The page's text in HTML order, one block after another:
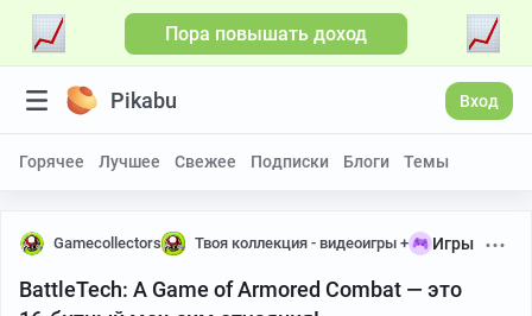
Пора повышать доход
Pikabu Вход
Горячее Лучшее Свежее Подписки Блоги Темы
Gamecollectors Твоя коллекция - видеоигры + Игры
BattleTech: A Game of Armored Combat — это